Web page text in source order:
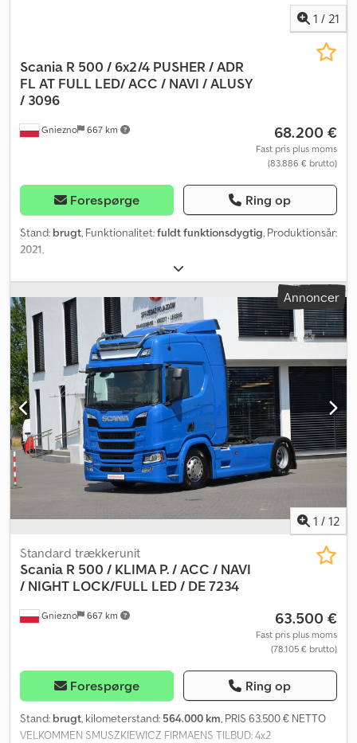
1 / 21
Gniezno 667 km
Scania R 500 / 6x2/4 PUSHER / ADR
FL AT FULL LED/ ACC / NAVI / ALUSY
/ 3096
68.200 €
Fast pris plus moms
(83.886 € brutto)
Forespørge Ring op
Stand: brugt, Funktionalitet:fuldt funktionsdygtig, Produktionsår:
2021
Annoncer
1 / 12
Gniezno 667 km
Standard trækkerunit
Scania R 500 / KLIMA P. / ACC / NAVI
/ NIGHT LOCK/FULL LED / DE 7234
63.500 €
Fast pris plus moms
(78.105 € brutto)
Forespørge Ring op
Stand: brugt, kilometerstand: 564.000 km, PRIS 63.500 € NETTO
VELKOMMEN SMUSZKIEWICZ FIRMAENS TILBUD: 4x2